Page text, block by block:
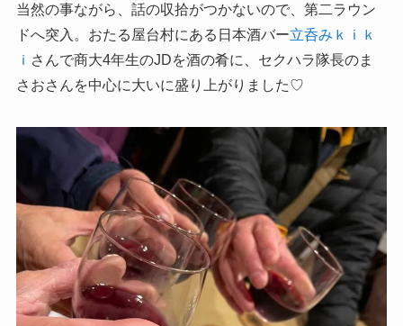
当然の事ながら、話の収拾がつかないので、第二ラウン
ドへ突入。おたる屋台村にある日本酒バー立呑みｋｉｋ
ｉ さんで商大4年生のJDを酒の肴に、セクハラ隊長のま
さおさんを中心に大いに盛り上がりました♡